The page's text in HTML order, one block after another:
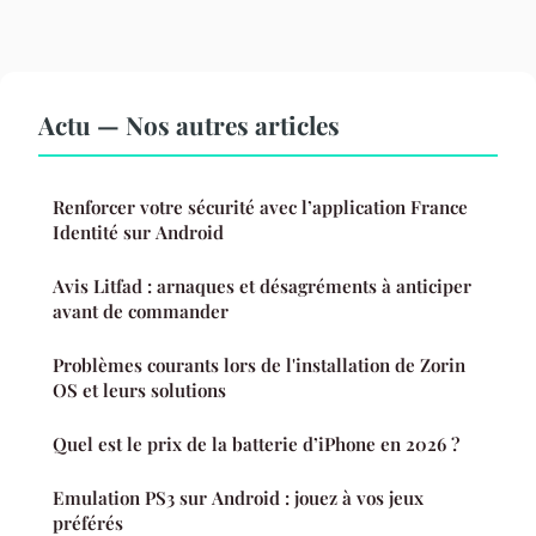
Actu — Nos autres articles
Renforcer votre sécurité avec l’application France
Identité sur Android
Avis Litfad : arnaques et désagréments à anticiper
avant de commander
Problèmes courants lors de l'installation de Zorin
OS et leurs solutions
Quel est le prix de la batterie d’iPhone en 2026 ?
Emulation PS3 sur Android : jouez à vos jeux
préférés